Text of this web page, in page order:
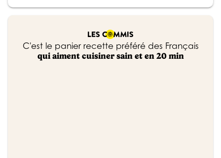
C'est le panier recette préféré des Français
qui aiment cuisiner sain et en 20 min